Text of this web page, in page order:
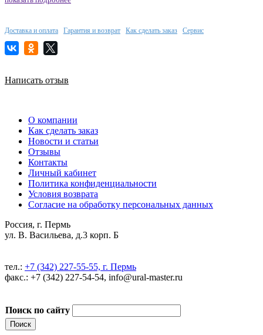
Доставка и оплата Гарантия и возврат Как сделать заказ Сервис
Написать отзыв
О компании
Как сделать заказ
Новости и статьи
Отзывы
Контакты
Личный кабинет
Политика конфиденциальности
Условия возврата
Согласие на обработку персональных данных
Россия, г. Пермь
ул. В. Васильева, д.3 корп. Б
тел.: +7 (342) 227-55-55, г. Пермь
факс.: +7 (342) 227-54-54, info@ural-master.ru
Поиск по сайту